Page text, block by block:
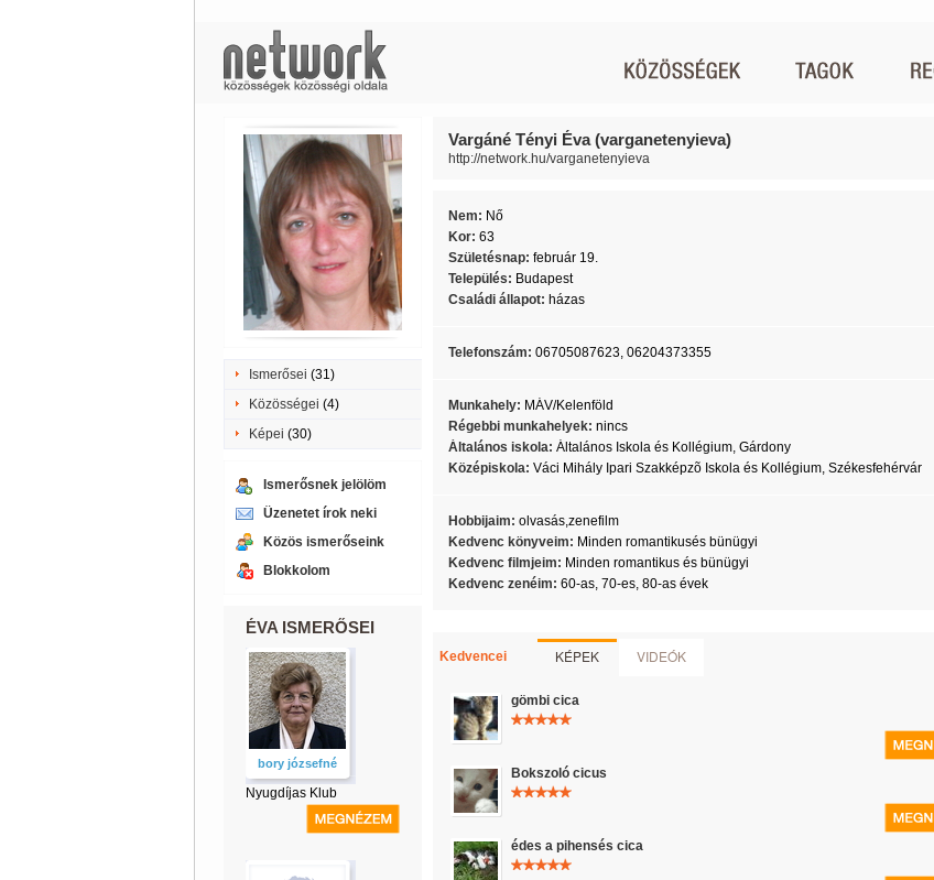
Ismerősei (31)
Közösségei (4)
Képei (30)
Ismerősnek jelölöm
Üzenetet írok neki
Közös ismerőseink
Blokkolom
ÉVA ISMERŐSEI
bory józsefné
Nyugdíjas Klub
Vargáné Tényi Éva (varganetenyieva)
http://network.hu/varganetenyieva
Nem: Nő
Kor: 63
Születésnap: február 19.
Település: Budapest
Családi állapot: házas
Telefonszám: 06705087623, 06204373355
Munkahely: MÁV/Kelenföld
Régebbi munkahelyek: nincs
Általános iskola: Általános Iskola és Kollégium, Gárdony
Középiskola: Váci Mihály Ipari Szakképzõ Iskola és Kollégium, Székesfehérvár
Hobbijaim: olvasás,zenefilm
Kedvenc könyveim: Minden romantikusés bünügyi
Kedvenc filmjeim: Minden romantikus és bünügyi
Kedvenc zenéim: 60-as, 70-es, 80-as évek
Kedvencei KÉPEK VIDEÓK
gömbi cica
Bokszoló cicus
édes a pihensés cica